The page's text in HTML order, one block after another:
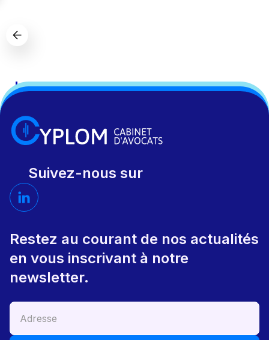
Slide 2 of 2.
Suivez-nous sur
Restez au courant de nos actualités
en vous inscrivant à notre
newsletter.